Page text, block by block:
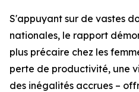
S'appuyant sur de vastes
nationales, le rapport
plus précaire chez les
perte de productivité, une
des inégalités accrues –